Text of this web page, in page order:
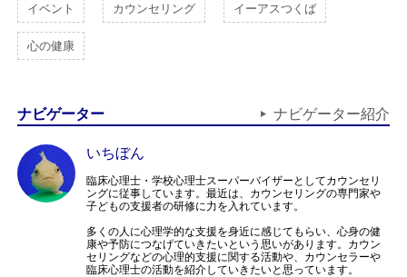
イベント カウンセリング イーアスつくば
心の健康
ナビゲーター ナビゲーター紹介
いちぼん
臨床心理士・学校心理士スーパーバイザーとしてカウンセリ
ングに従事しています。最近は、カウンセリングの専門家や
子どもの支援者の研修に力を入れています。
多くの人に心理学的な支援を身近に感じてもらい、心身の健
康や予防につなげていきたいという思いがあります。カウン
セリングなどの心理的支援に関する活動や、カウンセラーや
臨床心理士の活動を紹介していきたいと思っています。